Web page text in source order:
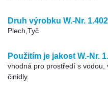
Druh výrobku W.-Nr.
Plech,Tyč
Použitím je jakost W.-Nr.
vhodná pro prostředí s vodou,
činidly.